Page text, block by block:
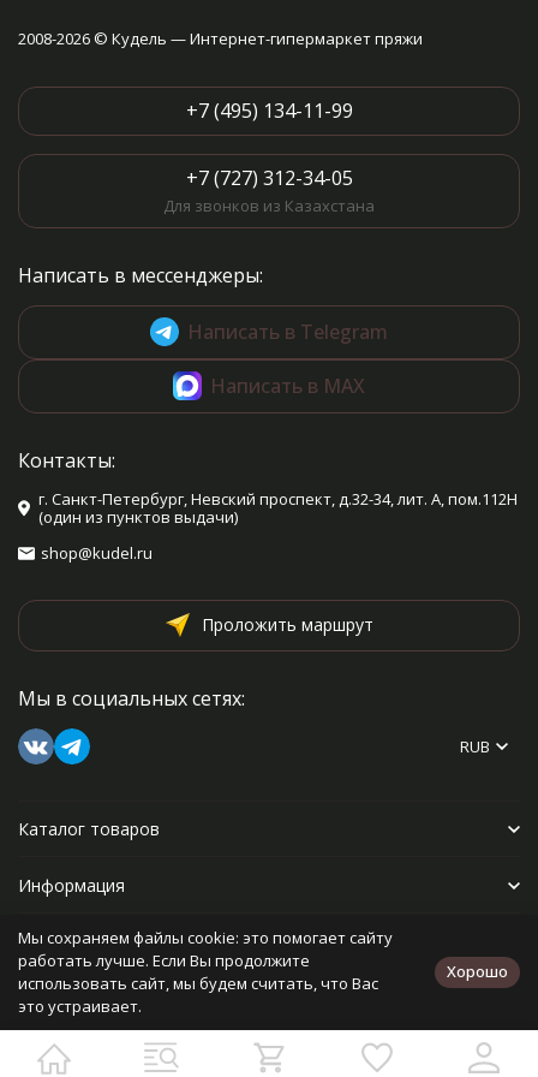
2008-2026 © Кудель — Интернет-гипермаркет пряжи
+7 (495) 134-11-99
+7 (727) 312-34-05
Для звонков из Казахстана
Написать в мессенджеры:
Написать в Telegram
Написать в MAX
Контакты:
г. Санкт-Петербург, Невский проспект, д.32-34, лит. А, пом.112Н
(один из пунктов выдачи)
shop@kudel.ru
Проложить маршрут
Мы в социальных сетях:
RUB
Каталог товаров
Информация
Прочее
Политика персональных данных
Разработано в
bodysite.ru
Мы сохраняем файлы cookie: это помогает сайту
работать лучше. Если Вы продолжите
использовать сайт, мы будем считать, что Вас
это устраивает.
Хорошо